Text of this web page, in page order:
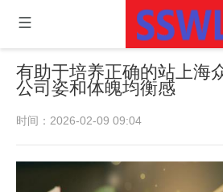
有助于培养正确的站上海
公司姿和体魄均衡感
时间：2026-02-09 09:04